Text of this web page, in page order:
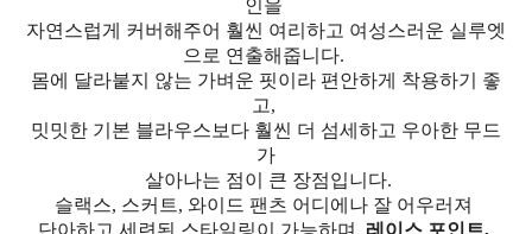
인을
자연스럽게 커버해주어 훨씬 여리하고 여성스러운 실루엣
으로 연출해줍니다.
몸에 달라붙지 않는 가벼운 핏이라 편안하게 착용하기 좋
고,
밋밋한 기본 블라우스보다 훨씬 더 섬세하고 우아한 무드
가
살아나는 점이 큰 장점입니다.
슬랙스, 스커트, 와이드 팬츠 어디에나 잘 어우러져
단아하고 세련된 스타일링이 가능하며, 레이스 포인트,